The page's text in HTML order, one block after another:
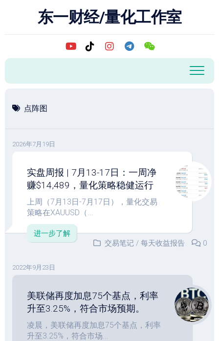
东一财经/量化工作室
点阵图
2026年7月19日
实盘周报 | 7月13-17日：一周净
赚$14,489，量化策略稳健运行
上周（7月13日-7月17日），量化交易
策略在XAUUSD（...
进一步了解
交易笔记 / 每天收益报告 0
2022年9月23日
美联储再度加息75个基点，利率
升至3.25%，符合市场预期。
凌晨，美联储再度加息75个基点，利率
升至3.25%，符合市场...